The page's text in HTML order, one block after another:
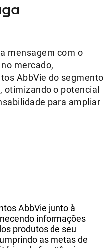
mensagem com o
mercado,
AbbVie do segmento
otimizando o potencial
para ampliar
AbbVie junto à
informações
produtos de seu
as metas de